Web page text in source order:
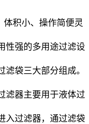
积小、操作简便灵
性强的多用途过滤设
袋三大部分组成。
滤器主要用于液体过
入过滤器，通过滤袋